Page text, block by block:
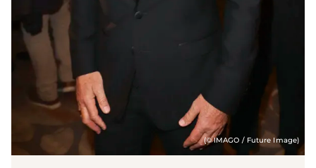
(© IMAGO / Future Image)